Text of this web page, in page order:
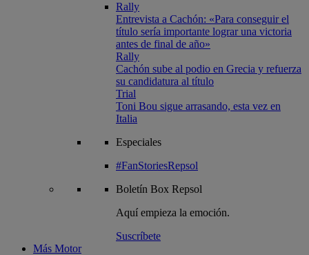
Rally
Entrevista a Cachón: «Para conseguir el
título sería importante lograr una victoria
antes de final de año»
Rally
Cachón sube al podio en Grecia y refuerza
su candidatura al título
Trial
Toni Bou sigue arrasando, esta vez en
Italia
Especiales
#FanStoriesRepsol
Boletín Box Repsol
Aquí empieza la emoción.
Suscríbete
Más Motor